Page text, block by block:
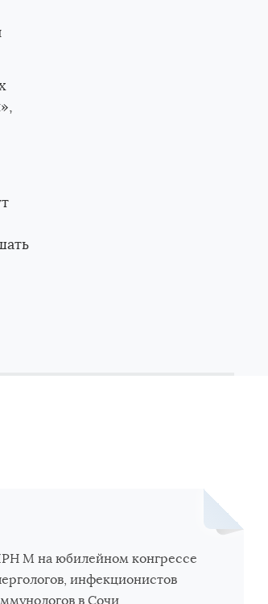
М на юбилейном конгрессе
инфекционистов